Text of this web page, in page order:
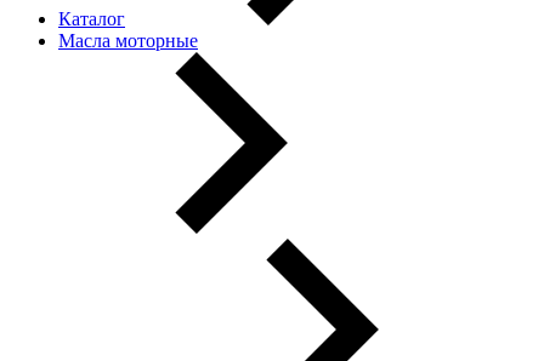
Каталог
Масла моторные